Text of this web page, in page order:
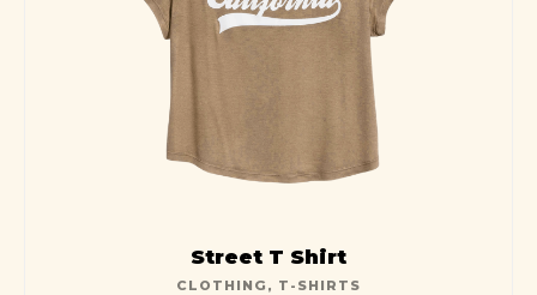
Street T Shirt
CLOTHING , T-SHIRTS